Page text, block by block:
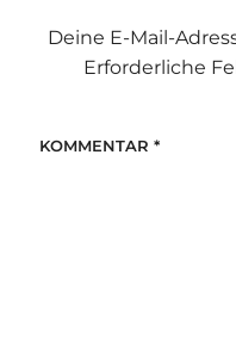
Deine E-Mail-
Erforderliche
KOMMENTAR *